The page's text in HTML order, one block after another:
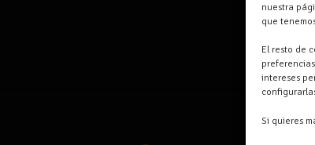
nuestra
que
El resto de
intereses
Si quieres